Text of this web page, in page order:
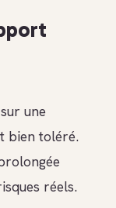
une
bien toléré.
réels.